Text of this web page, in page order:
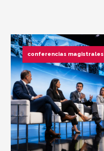
conferencias magistrales